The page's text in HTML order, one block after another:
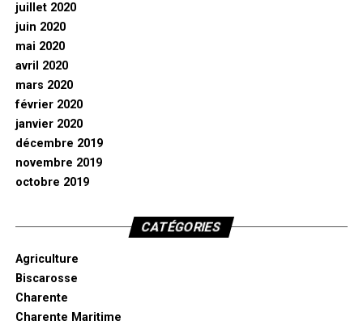
juillet 2020
juin 2020
mai 2020
avril 2020
mars 2020
février 2020
janvier 2020
décembre 2019
novembre 2019
octobre 2019
CATÉGORIES
Agriculture
Biscarosse
Charente
Charente Maritime